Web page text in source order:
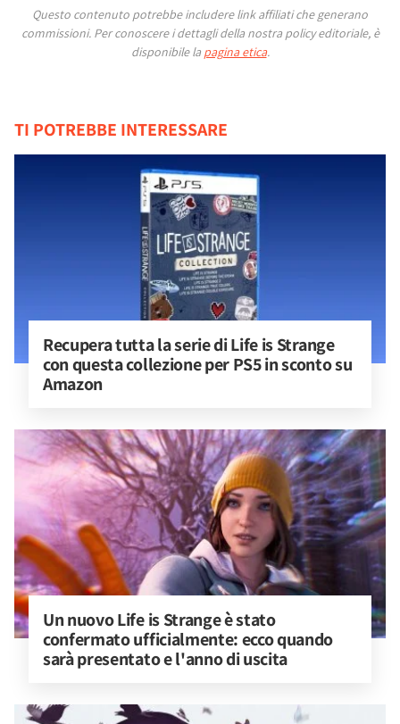
Questo contenuto potrebbe includere link affiliati che generano
commissioni. Per conoscere i dettagli della nostra policy editoriale, è
disponibile la pagina etica.
TI POTREBBE INTERESSARE
Recupera tutta la serie di Life is Strange
con questa collezione per PS5 in sconto su
Amazon
Un nuovo Life is Strange è stato
confermato ufficialmente: ecco quando
sarà presentato e l'anno di uscita